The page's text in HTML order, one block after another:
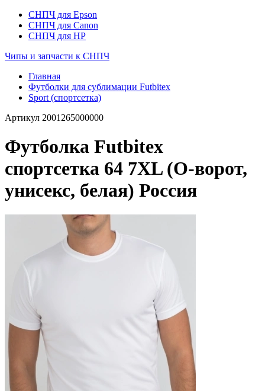
СНПЧ для Epson
СНПЧ для Canon
СНПЧ для HP
Чипы и запчасти к СНПЧ
Главная
Футболки для сублимации Futbitex
Sport (спортсетка)
Артикул 2001265000000
Футболка Futbitex
спортсетка 64 7XL (О-ворот,
унисекс, белая) Россия